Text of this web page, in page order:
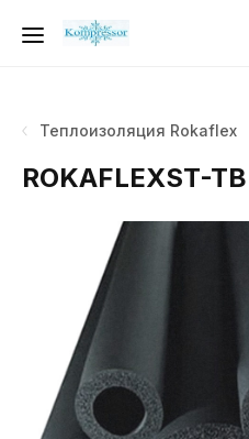
Теплоизоляция Rokaflex
ROKAFLEXST-